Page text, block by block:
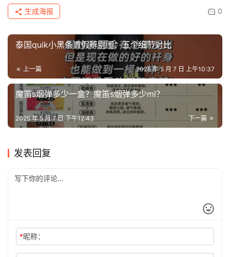
0
生成海报
泰国quik小黑条真假辨别图：五个细节对比
上一篇 2025 年 5 月 7 日 上午10:37
魔笛s烟弹多少一盒？魔笛s烟弹多少ml？
下一篇
2025 年 5 月 7 日 下午12:43
发表回复
*昵称：